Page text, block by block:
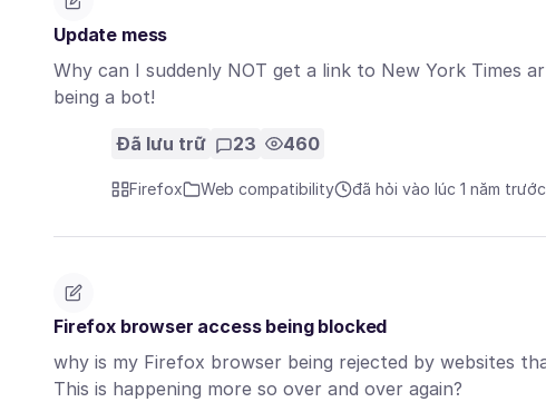
Update mess
Why can I suddenly NOT get a link to New York Times
being a bot!
Đã lưu trữ 23 460
Firefox Web compatibility đã hỏi vào lúc 1 năm trước
Firefox browser access being blocked
why is my Firefox browser being rejected by websites
This is happening more so over and over again?